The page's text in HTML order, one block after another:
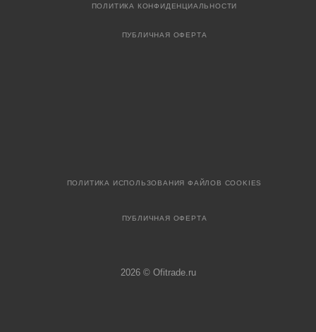
ПОЛИТИКА КОНФИДЕНЦИАЛЬНОСТИ
ПУБЛИЧНАЯ ОФЕРТА
ПОЛИТИКА ИСПОЛЬЗОВАНИЯ ФАЙЛОВ COOKIES
ПУБЛИЧНАЯ ОФЕРТА
2026 © Ofitrade.ru